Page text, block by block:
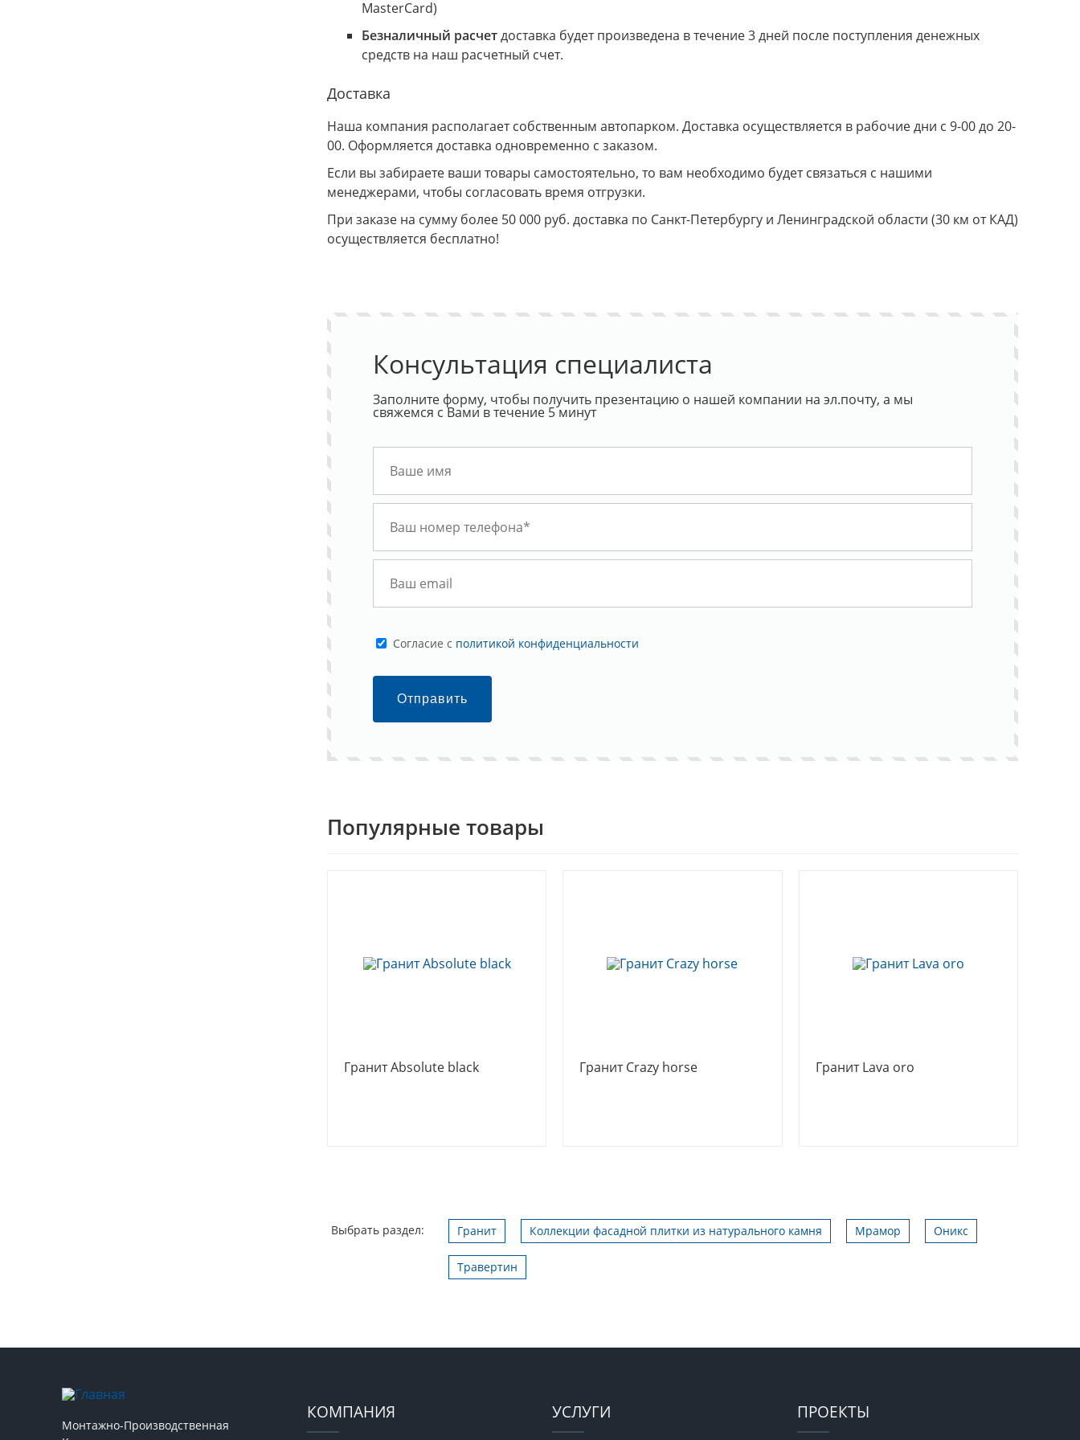
MasterCard)
Безналичный расчетдоставка будет произведена в течение 3 дней после поступления денежных
средств на наш расчетный счет.
Доставка
Наша компания располагает собственным автопарком. Доставка осуществляется в рабочие дни с 9-00 до 20-
00. Оформляется доставка одновременно с заказом.
Если вы забираете ваши товары самостоятельно, то вам необходимо будет связаться с нашими
менеджерами, чтобы согласовать время отгрузки.
При заказе на сумму более 50 000 руб. доставка по Санкт-Петербургу и Ленинградской области (30 км от КАД)
осуществляется бесплатно!
Консультация специалиста
Заполните форму, чтобы получить презентацию о нашей компании на эл.почту, а мы
свяжемся с Вами в течение 5 минут
Cогласие с политикой конфиденциальности
Отправить
Популярные товары
Гранит Absolute black Гранит Crazy horse Гранит Lava oro
Выбрать раздел: Гранит Коллекции фасадной плитки из натурального камня Мрамор Оникс
Травертин
Монтажно-Производственная
КОМПАНИЯ УСЛУГИ ПРОЕКТЫ